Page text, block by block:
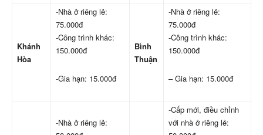
Khánh
Hòa
-Nhà ở riêng lẻ:
75.000đ
-Công trình khác:
150.000đ
-Gia hạn: 15.000đ
Bình
Thuận
-Nhà ở riêng lẻ:
75.000đ
-Công trình khác:
150.000đ
– Gia hạn: 15.000đ
-Nhà ở riêng lẻ:
-Cấp mới, điều chỉnh
với nhà ở riêng lẻ: